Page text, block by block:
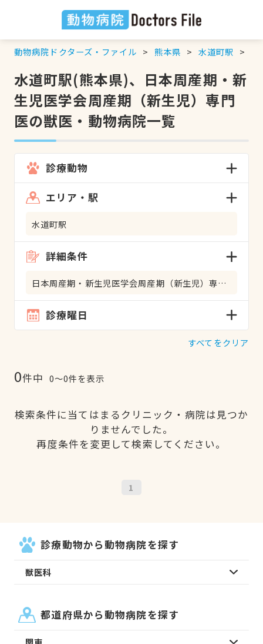
動物病院ドクターズ・ファイル 熊本県 水道町駅
水道町駅(熊本県)、日本周産期・新
生児医学会周産期（新生児）専門
医の獣医・動物病院一覧
診療動物
エリア・駅
水道町駅
詳細条件
日本周産期・新生児医学会周産期（新生児）専門医
診療曜日
すべてをクリア
0件中 0〜0件を表示
検索条件に当てはまるクリニック・病院は見つか
りませんでした。
再度条件を変更して検索してください。
1
診療動物から動物病院を探す
獣医科
都道府県から動物病院を探す